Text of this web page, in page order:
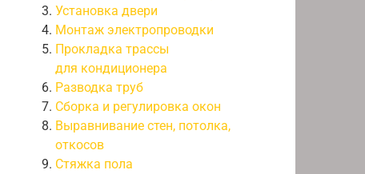
Установка двери
Монтаж электропроводки
Прокладка трассы
для кондиционера
Разводка труб
Сборка и регулировка окон
Выравнивание стен, потолка,
откосов
Стяжка пола